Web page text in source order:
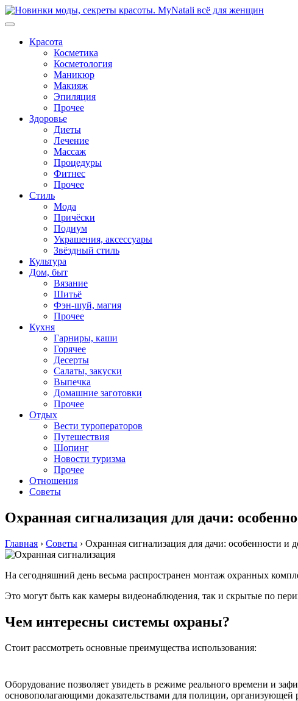
Перейти
к
Красота
Косметика
Косметология
Маникюр
Макияж
Эпиляция
Прочее
Здоровье
Диеты
Лечение
Массаж
Процедуры
Фитнес
Прочее
Стиль
Мода
Причёски
Подиум
Украшения, аксессуары
Звёздный стиль
Культура
Дом, быт
Вязание
Шитьё
Фэн-шуй, магия
Прочее
Кухня
Гарниры, каши
Горячее
Десерты
Салаты, закуски
Выпечка
Домашние заготовки
Прочее
Отдых
Вести туроператоров
Путешествия
Шопинг
Новости туризма
Прочее
Отношения
Советы
Охранная сигнализация для дачи:
Главная › Советы › Охранная сигнализация для дачи: особенности и
На сегодняшний день весьма распространен монтаж охранных
Это могут быть как камеры видеонаблюдения, так и скрытые по
Чем интересны системы охраны?
Стоит рассмотреть основные преимущества использования:
Оборудование позволяет увидеть в режиме реального времени и
основополагающими доказательствами для полиции, организующей